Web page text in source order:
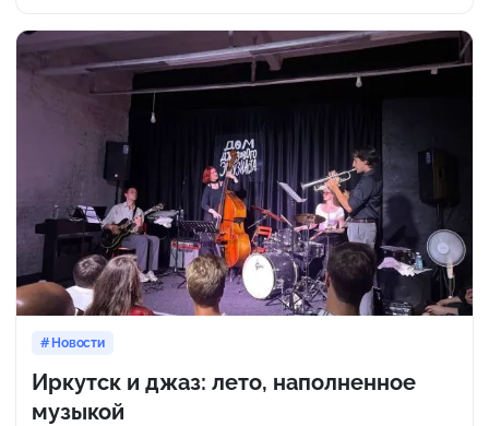
Новости
Иркутск и джаз: лето, наполненное
музыкой